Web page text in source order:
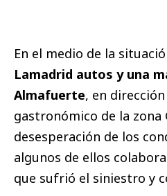
En el medio de la
Lamadrid autos y una
Almafuerte, en
gastronómico de la zona
desesperación de los
algunos de ellos
que sufrió el siniestro y